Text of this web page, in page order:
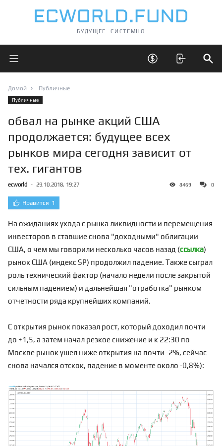
БУДУЩЕЕ. СИСТЕМНО
Открыть главное меню Открыть скрытые
Домой Публичные
Публичные
обвал на рынке акций США
продолжается: будущее всех
рынков мира сегодня зависит от
тех. гигантов
ecworld - 29.10.2018, 19:27 8469 0
Нравится 1
На ожиданиях ухода с рынка ликвидности и перемещения
инвесторов в ставшие снова "доходными" облигации
США, о чем мы говорили несколько часов назад (ссылка)
рынок США (индекс SP) продолжил падение. Также сыграл
роль технический фактор (начало недели после закрытой
сильным падением) и дальнейшая "отработка" рынком
отчетности ряда крупнейших компаний.
С открытия рынок показал рост, который доходил почти
до +1,5, а затем начал резкое снижение и к 22:30 по
Москве рынок ушел ниже открытия на почти -2%, сейчас
снова начался отскок, падение в моменте около -0,8%):